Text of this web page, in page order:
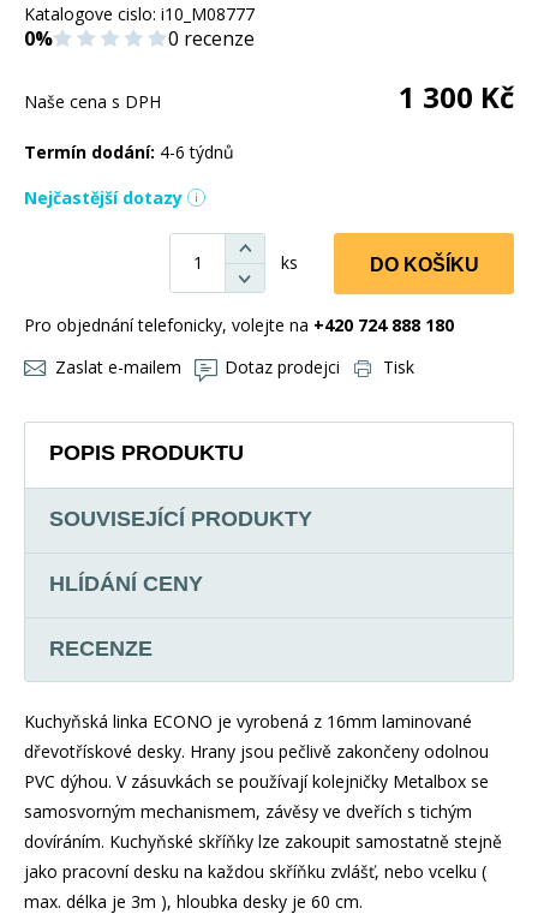
Katalogove cislo: i10_M08777
0% 0 recenze
Naše cena s DPH 1 300 Kč
Termín dodání: 4-6 týdnů
Nejčastější dotazy
ks DO KOŠÍKU
Pro objednání telefonicky, volejte na +420 724 888 180
Zaslat e-mailem
Dotaz prodejci Tisk
POPIS PRODUKTU
SOUVISEJÍCÍ PRODUKTY
HLÍDÁNÍ CENY
RECENZE
Kuchyňská linka ECONO je vyrobená z 16mm laminované
dřevotřískové desky. Hrany jsou pečlivě zakončeny odolnou
PVC dýhou. V zásuvkách se používají kolejničky Metalbox se
samosvorným mechanismem, závěsy ve dveřích s tichým
dovíráním. Kuchyňské skříňky lze zakoupit samostatně stejně
jako pracovní desku na každou skříňku zvlášť, nebo vcelku (
max. délka je 3m ), hloubka desky je 60 cm.